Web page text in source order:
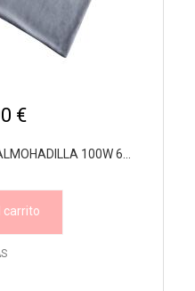
€
100W 6...
carrito